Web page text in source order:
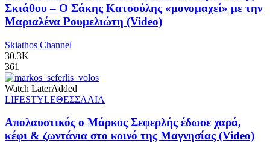
Σκιάθου – Ο Σάκης Κατσούλης «μονομαχεί» με την
Μαριαλένα Ρουμελιώτη (Video)
Skiathos Channel
30.3K
361
Watch LaterAdded
LIFESTYLEΘΕΣΣΑΛΙΑ
Απολαυστικός ο Μάρκος Σεφερλής έδωσε χαρά,
κέφι & ζωντάνια στο κοινό της Μαγνησίας (Video)